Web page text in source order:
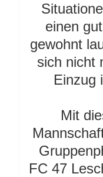
einen
gewohnt
sich nicht
Einzug
Mit
FC 47